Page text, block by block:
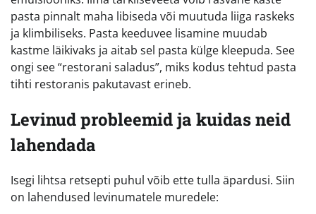
pasta pinnalt maha libiseda või muutuda liiga raskeks
ja klimbiliseks. Pasta keeduvee lisamine muudab
kastme läikivaks ja aitab sel pasta külge kleepuda. See
ongi see “restorani saladus”, miks kodus tehtud pasta
tihti restoranis pakutavast erineb.
Levinud probleemid ja kuidas neid
lahendada
Isegi lihtsa retsepti puhul võib ette tulla äpardusi. Siin
on lahendused levinumatele muredele: